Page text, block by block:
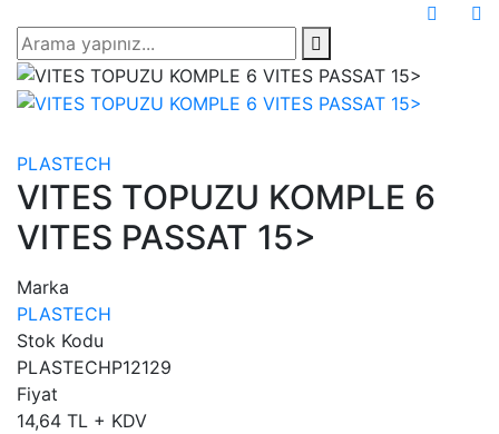
PLASTECH
VITES TOPUZU KOMPLE 6
VITES PASSAT 15>
Marka
PLASTECH
Stok Kodu
PLASTECHP12129
Fiyat
14,64 TL + KDV